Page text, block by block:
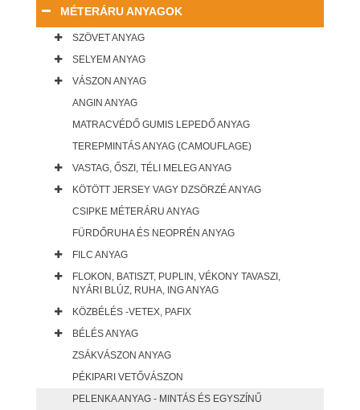
MÉTERÁRU ANYAGOK
SZÖVET ANYAG
SELYEM ANYAG
VÁSZON ANYAG
ANGIN ANYAG
MATRACVÉDŐ GUMIS LEPEDŐ ANYAG
TEREPMINTÁS ANYAG (CAMOUFLAGE)
VASTAG, ŐSZI, TÉLI MELEG ANYAG
KÖTÖTT JERSEY VAGY DZSÖRZÉ ANYAG
CSIPKE MÉTERÁRU ANYAG
FÜRDŐRUHA ÉS NEOPRÉN ANYAG
FILC ANYAG
FLOKON, BATISZT, PUPLIN, VÉKONY TAVASZI,
NYÁRI BLÚZ, RUHA, ING ANYAG
KÖZBÉLÉS -VETEX, PAFIX
BÉLÉS ANYAG
ZSÁKVÁSZON ANYAG
PÉKIPARI VETŐVÁSZON
PELENKA ANYAG - MINTÁS ÉS EGYSZÍNŰ